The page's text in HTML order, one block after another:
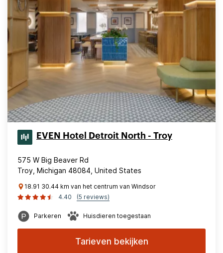
EVEN Hotel Detroit North - Troy
575 W Big Beaver Rd
Troy, Michigan 48084, United States
18.91 30.44 km van het centrum van Windsor
4.40
(5 reviews)
Parkeren Huisdieren toegestaan
Tarieven bekijken